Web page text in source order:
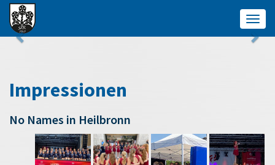
Impressionen
No Names in Heilbronn